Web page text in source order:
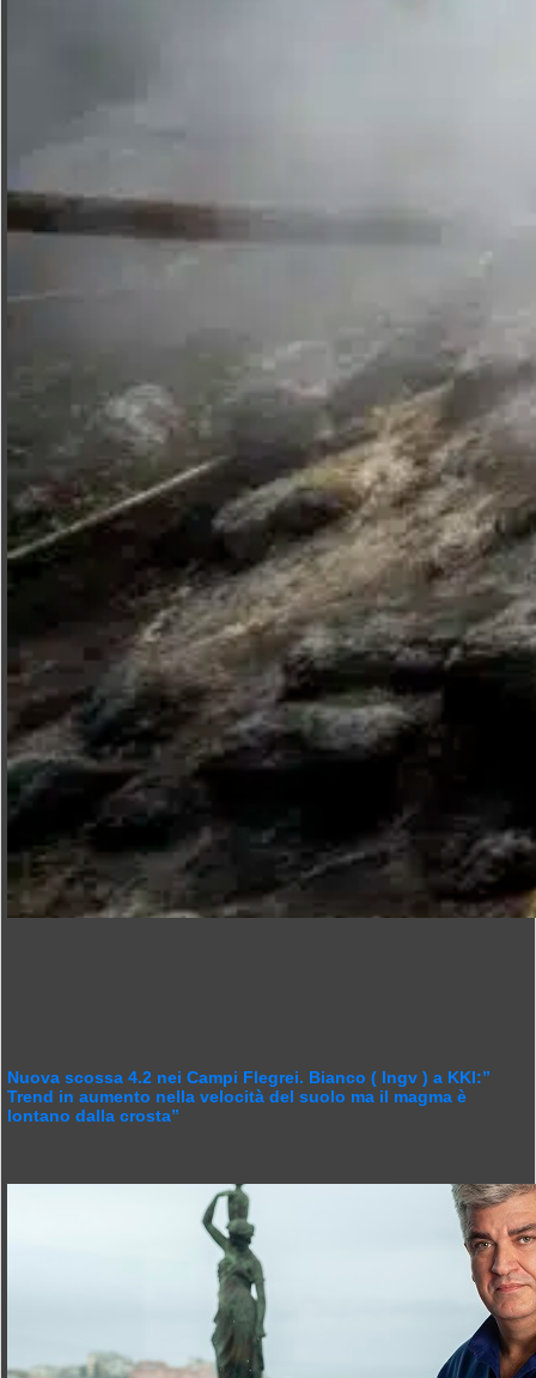
Nuova scossa 4.2 nei Campi Flegrei. Bianco ( Ingv ) a KKI:”
Trend in aumento nella velocità del suolo ma il magma è
lontano dalla crosta”